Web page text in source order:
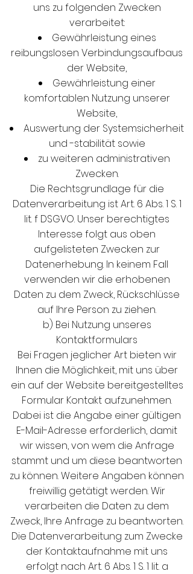
uns zu folgenden Zwecken
verarbeitet:
Gewährleistung eines
reibungslosen Verbindungsaufbaus
der Website,
Gewährleistung einer
komfortablen Nutzung unserer
Website,
Auswertung der Systemsicherheit
und -stabilität sowie
zu weiteren administrativen
Zwecken.
Die Rechtsgrundlage für die
Datenverarbeitung ist Art. 6 Abs. 1 S. 1
lit. f DSGVO. Unser berechtigtes
Interesse folgt aus oben
aufgelisteten Zwecken zur
Datenerhebung. In keinem Fall
verwenden wir die erhobenen
Daten zu dem Zweck, Rückschlüsse
auf Ihre Person zu ziehen.
b) Bei Nutzung unseres
Kontaktformulars
Bei Fragen jeglicher Art bieten wir
Ihnen die Möglichkeit, mit uns über
ein auf der Website bereitgestelltes
Formular Kontakt aufzunehmen.
Dabei ist die Angabe einer gültigen
E-Mail-Adresse erforderlich, damit
wir wissen, von wem die Anfrage
stammt und um diese beantworten
zu können. Weitere Angaben können
freiwillig getätigt werden. Wir
verarbeiten die Daten zu dem
Zweck, Ihre Anfrage zu beantworten.
Die Datenverarbeitung zum Zwecke
der Kontaktaufnahme mit uns
erfolgt nach Art. 6 Abs. 1 S. 1 lit. a